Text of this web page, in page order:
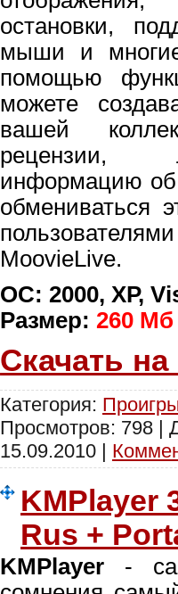
остановки,
мыши и
помощью
можете
вашей
рецензии,
информацию
обмениваться
MoovieLive.
ОС: 2000, ХР,
Размер: 260 Mб
Скачать
Категория:
Просмотров: 798 |
15.09.2010 |
KMPlayer
Rus +
KMPlayer -